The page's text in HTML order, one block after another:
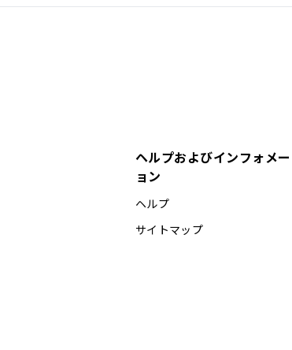
ヘルプおよびインフォメ
ョン
ヘルプ
サイトマップ